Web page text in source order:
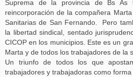
Suprema de la provincia de Bs
reincorporación de la compañera
Sanitarias de San Fernando. Pero
la libertad sindical, sentado
CICOP en los municipios. Este es un
Marta y de todos los trabajadores de la
Un triunfo de todos los que
trabajadores y trabajadoras como